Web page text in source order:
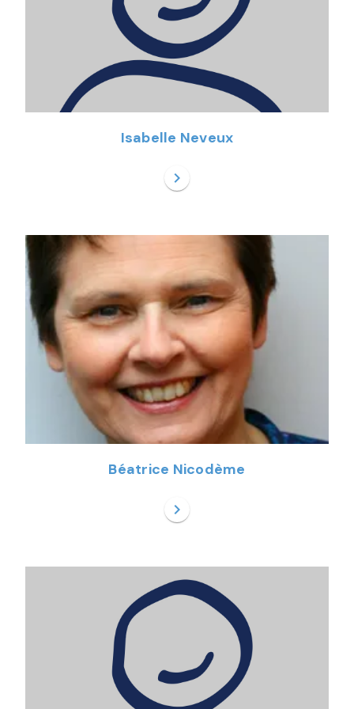
Isabelle Neveux
chevron_right
Béatrice Nicodème
chevron_right